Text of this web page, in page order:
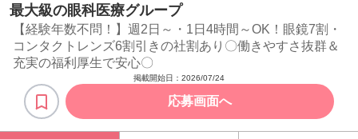
最大級の眼科医療グループ
【経験年数不問！】週2日～・1日4時間～OK！眼鏡7割・
コンタクトレンズ6割引きの社割あり〇働きやすさ抜群＆
充実の福利厚生で安心〇
掲載開始日： 2026/07/24
応募画面へ